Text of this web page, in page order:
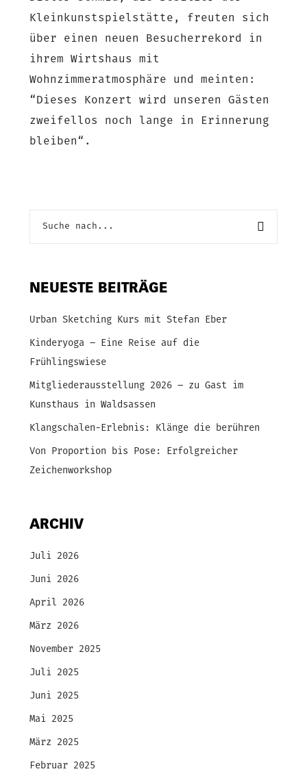
Kleinkunstspielstätte, freuten sich
über einen neuen Besucherrekord in
ihrem Wirtshaus mit
Wohnzimmeratmosphäre und meinten:
“Dieses Konzert wird unseren Gästen
zweifellos noch lange in Erinnerung
bleiben“.
NEUESTE BEITRÄGE
Urban Sketching Kurs mit Stefan Eber
Kinderyoga – Eine Reise auf die
Frühlingswiese
Mitgliederausstellung 2026 – zu Gast im
Kunsthaus in Waldsassen
Klangschalen-Erlebnis: Klänge die berühren
Von Proportion bis Pose: Erfolgreicher
Zeichenworkshop
ARCHIV
Juli 2026
Juni 2026
April 2026
März 2026
November 2025
Juli 2025
Juni 2025
Mai 2025
März 2025
Februar 2025